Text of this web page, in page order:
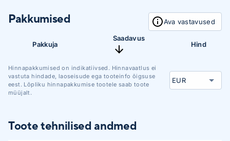
Pakkumised Ava vastavused
Pakkuja
Saadavus
Hind
Hinnapakkumised on indikatiivsed. Hinnavaatlus ei
vastuta hindade, laoseisude ega tooteinfo õigsuse
eest. Lõpliku hinnapakkumise tootele saab toote
müüjalt.
Toote tehnilised andmed